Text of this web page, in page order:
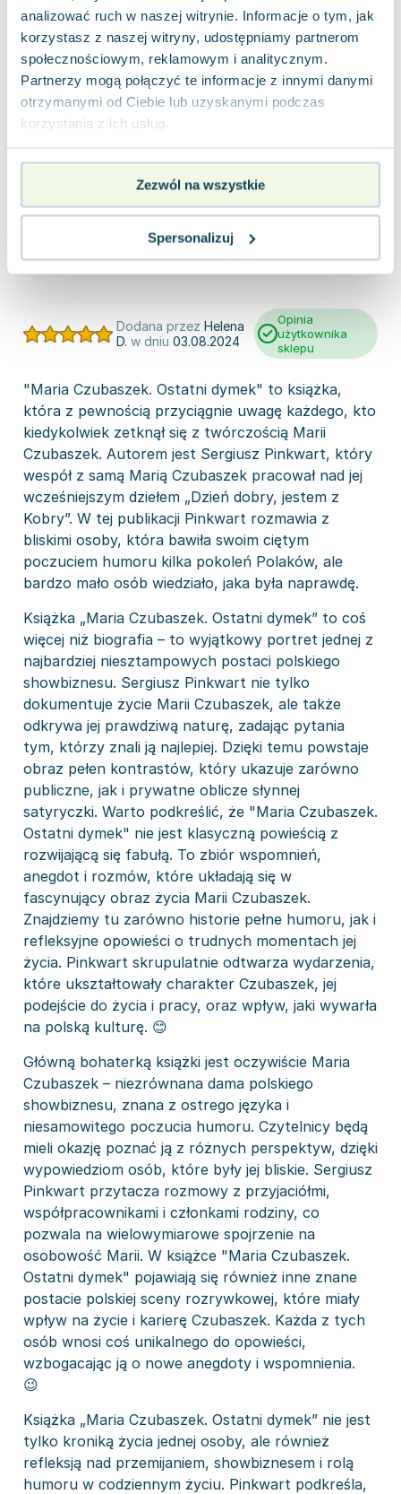
analizować ruch w naszej witrynie. Informacje o tym, jak
korzystasz z naszej witryny, udostępniamy partnerom
społecznościowym, reklamowym i analitycznym.
Partnerzy mogą połączyć te informacje z innymi danymi
otrzymanymi od Ciebie lub uzyskanymi podczas
korzystania z ich usług.
Zezwól na wszystkie
Spersonalizuj
Napisz opinię o książce i wygraj
nagrodę!
W każdym miesiącu wybieramy najlepsze opinie i
nagradzamy recenzentów.
Wartość nagród w tym miesiącu
880 zł
Dodana przez Helena
D. w dniu 03.08.2024
Opinia
użytkownika
sklepu
"Maria Czubaszek. Ostatni dymek" to książka,
która z pewnością przyciągnie uwagę każdego, kto
kiedykolwiek zetknął się z twórczością Marii
Czubaszek. Autorem jest Sergiusz Pinkwart, który
wespół z samą Marią Czubaszek pracował nad jej
wcześniejszym dziełem „Dzień dobry, jestem z
Kobry”. W tej publikacji Pinkwart rozmawia z
bliskimi osoby, która bawiła swoim ciętym
poczuciem humoru kilka pokoleń Polaków, ale
bardzo mało osób wiedziało, jaka była naprawdę.
Książka „Maria Czubaszek. Ostatni dymek” to coś
więcej niż biografia – to wyjątkowy portret jednej z
najbardziej niesztampowych postaci polskiego
showbiznesu. Sergiusz Pinkwart nie tylko
dokumentuje życie Marii Czubaszek, ale także
odkrywa jej prawdziwą naturę, zadając pytania
tym, którzy znali ją najlepiej. Dzięki temu powstaje
obraz pełen kontrastów, który ukazuje zarówno
publiczne, jak i prywatne oblicze słynnej
satyryczki. Warto podkreślić, że "Maria Czubaszek.
Ostatni dymek" nie jest klasyczną powieścią z
rozwijającą się fabułą. To zbiór wspomnień,
anegdot i rozmów, które układają się w
fascynujący obraz życia Marii Czubaszek.
Znajdziemy tu zarówno historie pełne humoru, jak i
refleksyjne opowieści o trudnych momentach jej
życia. Pinkwart skrupulatnie odtwarza wydarzenia,
które ukształtowały charakter Czubaszek, jej
podejście do życia i pracy, oraz wpływ, jaki wywarła
na polską kulturę. 😊
Główną bohaterką książki jest oczywiście Maria
Czubaszek – niezrównana dama polskiego
showbiznesu, znana z ostrego języka i
niesamowitego poczucia humoru. Czytelnicy będą
mieli okazję poznać ją z różnych perspektyw, dzięki
wypowiedziom osób, które były jej bliskie. Sergiusz
Pinkwart przytacza rozmowy z przyjaciółmi,
współpracownikami i członkami rodziny, co
pozwala na wielowymiarowe spojrzenie na
osobowość Marii. W książce "Maria Czubaszek.
Ostatni dymek" pojawiają się również inne znane
postacie polskiej sceny rozrywkowej, które miały
wpływ na życie i karierę Czubaszek. Każda z tych
osób wnosi coś unikalnego do opowieści,
wzbogacając ją o nowe anegdoty i wspomnienia.
😉
Książka „Maria Czubaszek. Ostatni dymek” nie jest
tylko kroniką życia jednej osoby, ale również
refleksją nad przemijaniem, showbiznesem i rolą
humoru w codziennym życiu. Pinkwart podkreśla,